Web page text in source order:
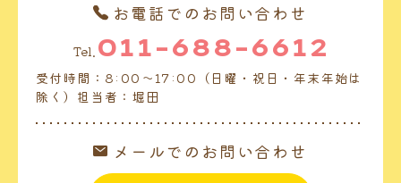
お電話でのお問い合わせ
Tel. 011-688-6612
受付時間：8:00～17:00（日曜・祝日・年末年始は
除く）担当者：堀田
メールでのお問い合わせ